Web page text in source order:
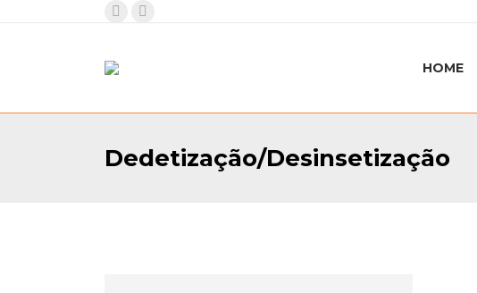
Facebook
opens
new
YouTube
new
HOME
Dedetização/Desinsetização